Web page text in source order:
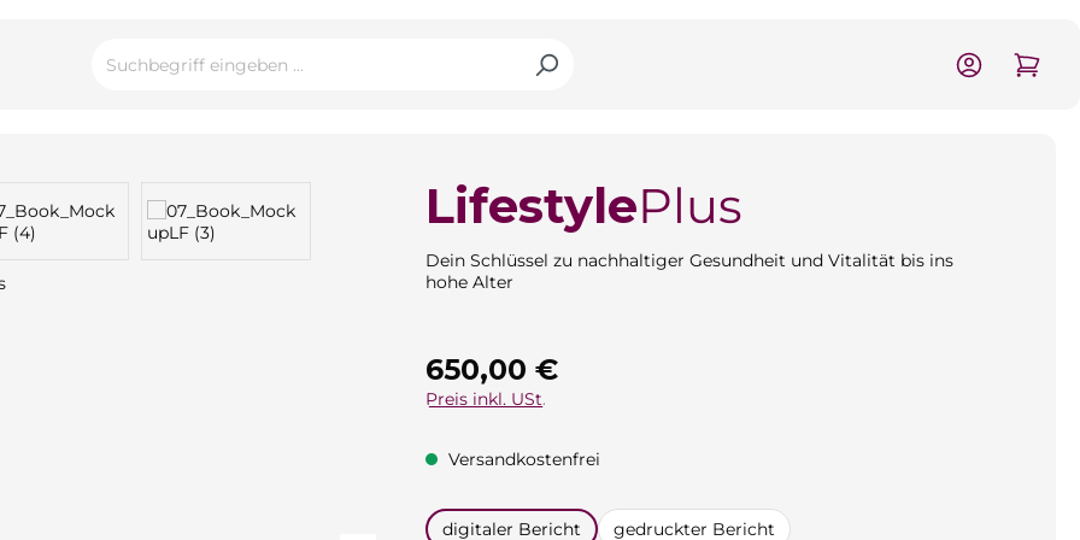
LifestylePlus
Dein Schlüssel zu nachhaltiger Gesundheit und Vitalität bis ins
hohe Alter
Regulärer Preis:
650,00 €
Preis inkl. USt.
Versandkostenfrei
auswählen
digitaler Bericht gedruckter Bericht